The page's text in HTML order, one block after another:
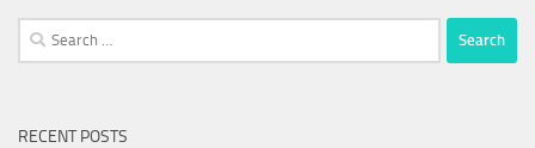
Search
for:
RECENT POSTS